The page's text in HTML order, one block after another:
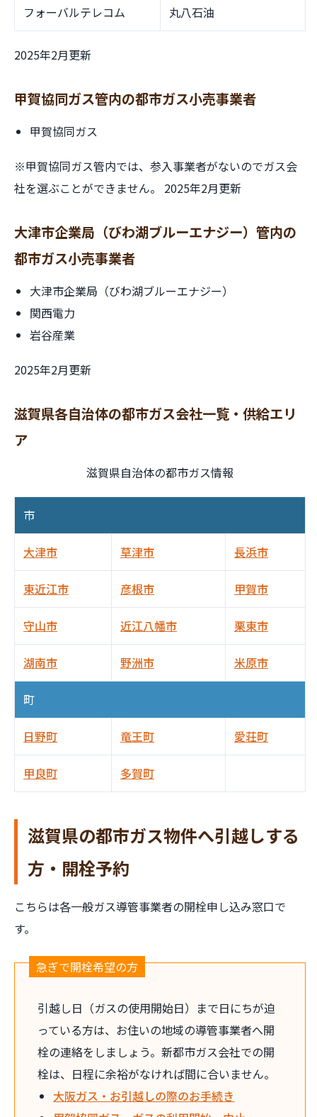
フォーバルテレコム 丸八石油
2025年2月更新
甲賀協同ガス管内の都市ガス小売事業者
甲賀協同ガス
※甲賀協同ガス管内では、参入事業者がないのでガス会
社を選ぶことができません。 2025年2月更新
大津市企業局（びわ湖ブルーエナジー）管内の
都市ガス小売事業者
大津市企業局（びわ湖ブルーエナジー）
関西電力
岩谷産業
2025年2月更新
滋賀県各自治体の都市ガス会社一覧・供給エリ
ア
滋賀県自治体の都市ガス情報
市
大津市 草津市 長浜市
東近江市 彦根市 甲賀市
守山市 近江八幡市 栗東市
湖南市 野洲市 米原市
町
日野町 竜王町 愛荘町
甲良町 多賀町
滋賀県の都市ガス物件へ引越しする
方・開栓予約
こちらは各一般ガス導管事業者の開栓申し込み窓口で
す。
急ぎで開栓希望の方
引越し日（ガスの使用開始日）まで日にちが迫
っている方は、お住いの地域の導管事業者へ開
栓の連絡をしましょう。新都市ガス会社での開
栓は、日程に余裕がなければ間に合いません。
大阪ガス・お引越しの際のお手続き